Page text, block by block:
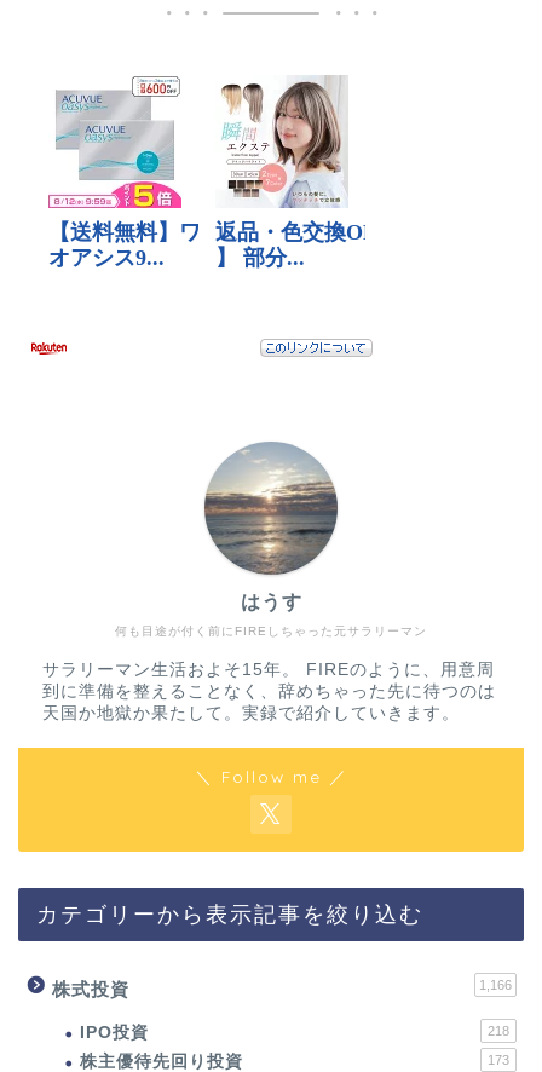
何も目途が付く前にFIREしちゃった元サラリーマン
はうす
サラリーマン生活およそ15年。 FIREのように、用意周
到に準備を整えることなく、辞めちゃった先に待つのは
天国か地獄か果たして。実録で紹介していきます。
＼ Follow me ／
カテゴリーから表示記事を絞り込む
株式投資 1,166
IPO投資 218
株主優待先回り投資 173